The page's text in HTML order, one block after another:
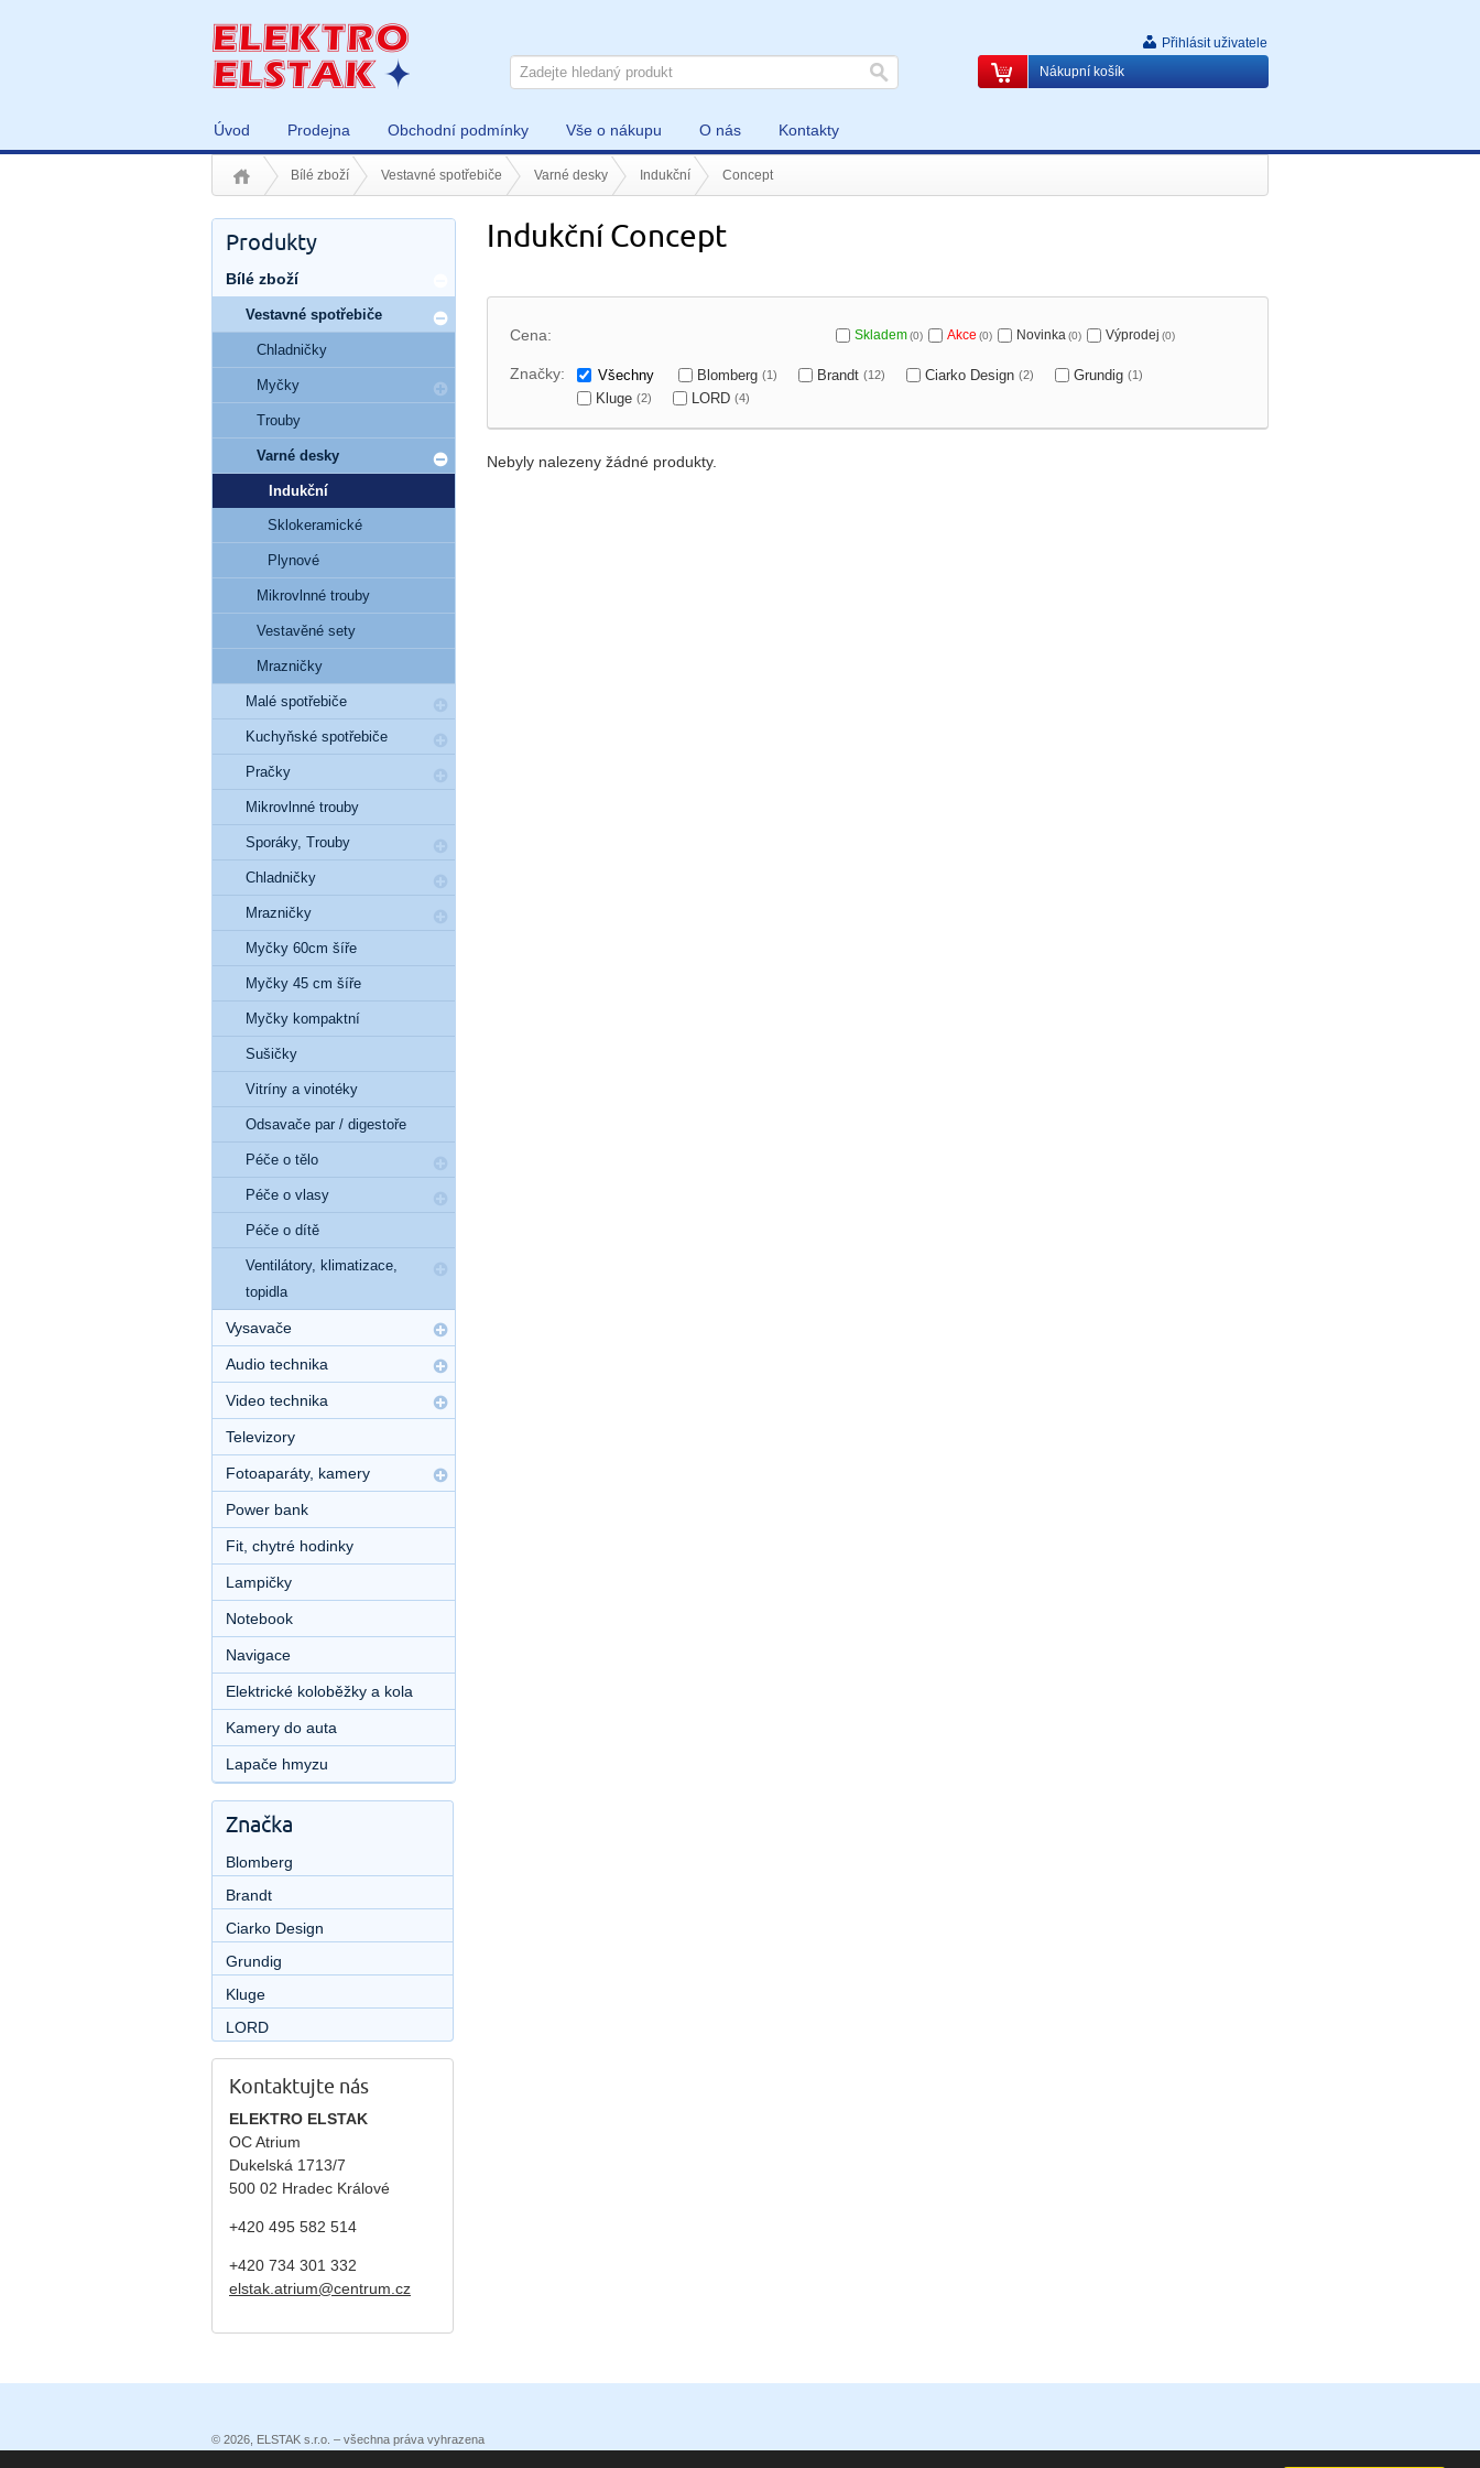
Úvod Prodejna Obchodní podmínky Vše o nákupu O nás Kontakty
Přihlásit uživatele
Nákupní košík
Bílé zboží Vestavné spotřebiče Varné desky Indukční Concept
Indukční Concept
Cena: Skladem(0) Akce (0) Novinka(0) Výprodej (0)
Značky: Všechny Blomberg (1) Brandt (12) Ciarko Design (2) Grundig (1)
Kluge (2) LORD (4)
Nebyly nalezeny žádné produkty.
Produkty
Bílé zboží
Vestavné spotřebiče
Chladničky
Myčky
Trouby
Varné desky
Indukční
Sklokeramické
Plynové
Mikrovlnné trouby
Vestavěné sety
Mrazničky
Malé spotřebiče
Kuchyňské spotřebiče
Pračky
Mikrovlnné trouby
Sporáky, Trouby
Chladničky
Mrazničky
Myčky 60cm šíře
Myčky 45 cm šíře
Myčky kompaktní
Sušičky
Vitríny a vinotéky
Odsavače par / digestoře
Péče o tělo
Péče o vlasy
Péče o dítě
Ventilátory, klimatizace,
topidla
Vysavače
Audio technika
Video technika
Televizory
Fotoaparáty, kamery
Power bank
Fit, chytré hodinky
Lampičky
Notebook
Navigace
Elektrické koloběžky a kola
Kamery do auta
Lapače hmyzu
Značka
Blomberg
Brandt
Ciarko Design
Grundig
Kluge
LORD
Kontaktujte nás
ELEKTRO ELSTAK
OC Atrium
Dukelská 1713/7
500 02 Hradec Králové
+420 495 582 514
+420 734 301 332
elstak.atrium@centrum.cz
© 2026, ELSTAK s.r.o. – všechna práva vyhrazena